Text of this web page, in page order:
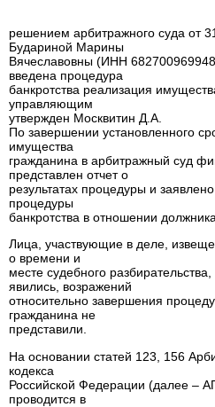
решением арбитражного суда от
Будариной Марины
Вячеславовны (ИНН
введена процедура
банкротства реализация
управляющим
утвержден Москвитин Д.А.
По завершении установленного
имущества
гражданина в арбитражный суд
представлен отчет о
результатах процедуры и
процедуры
банкротства в отношении должника.
Лица, участвующие в деле,
о времени и
месте судебного
явились, возражений
относительно завершения
гражданина не
представили.
На основании статей 123, 156
кодекса
Российской Федерации (далее –
проводится в